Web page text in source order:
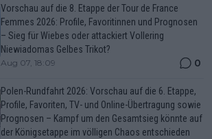
Vorschau auf die 8. Etappe der Tour de France
Femmes 2026: Profile, Favoritinnen und Prognosen
– Sieg für Wiebes oder attackiert Vollering
Niewiadomas Gelbes Trikot?
Aug 07, 18:09 0
Polen-Rundfahrt 2026: Vorschau auf die 6. Etappe,
Profile, Favoriten, TV- und Online-Übertragung sowie
Prognosen – Kampf um den Gesamtsieg könnte auf
der Königsetappe im völligen Chaos entschieden